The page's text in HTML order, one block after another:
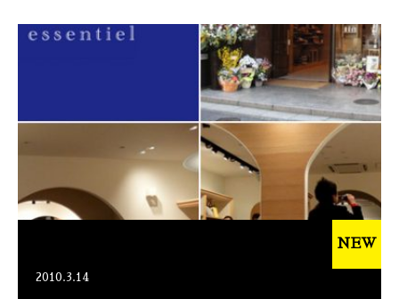
2010.3.14
NEW